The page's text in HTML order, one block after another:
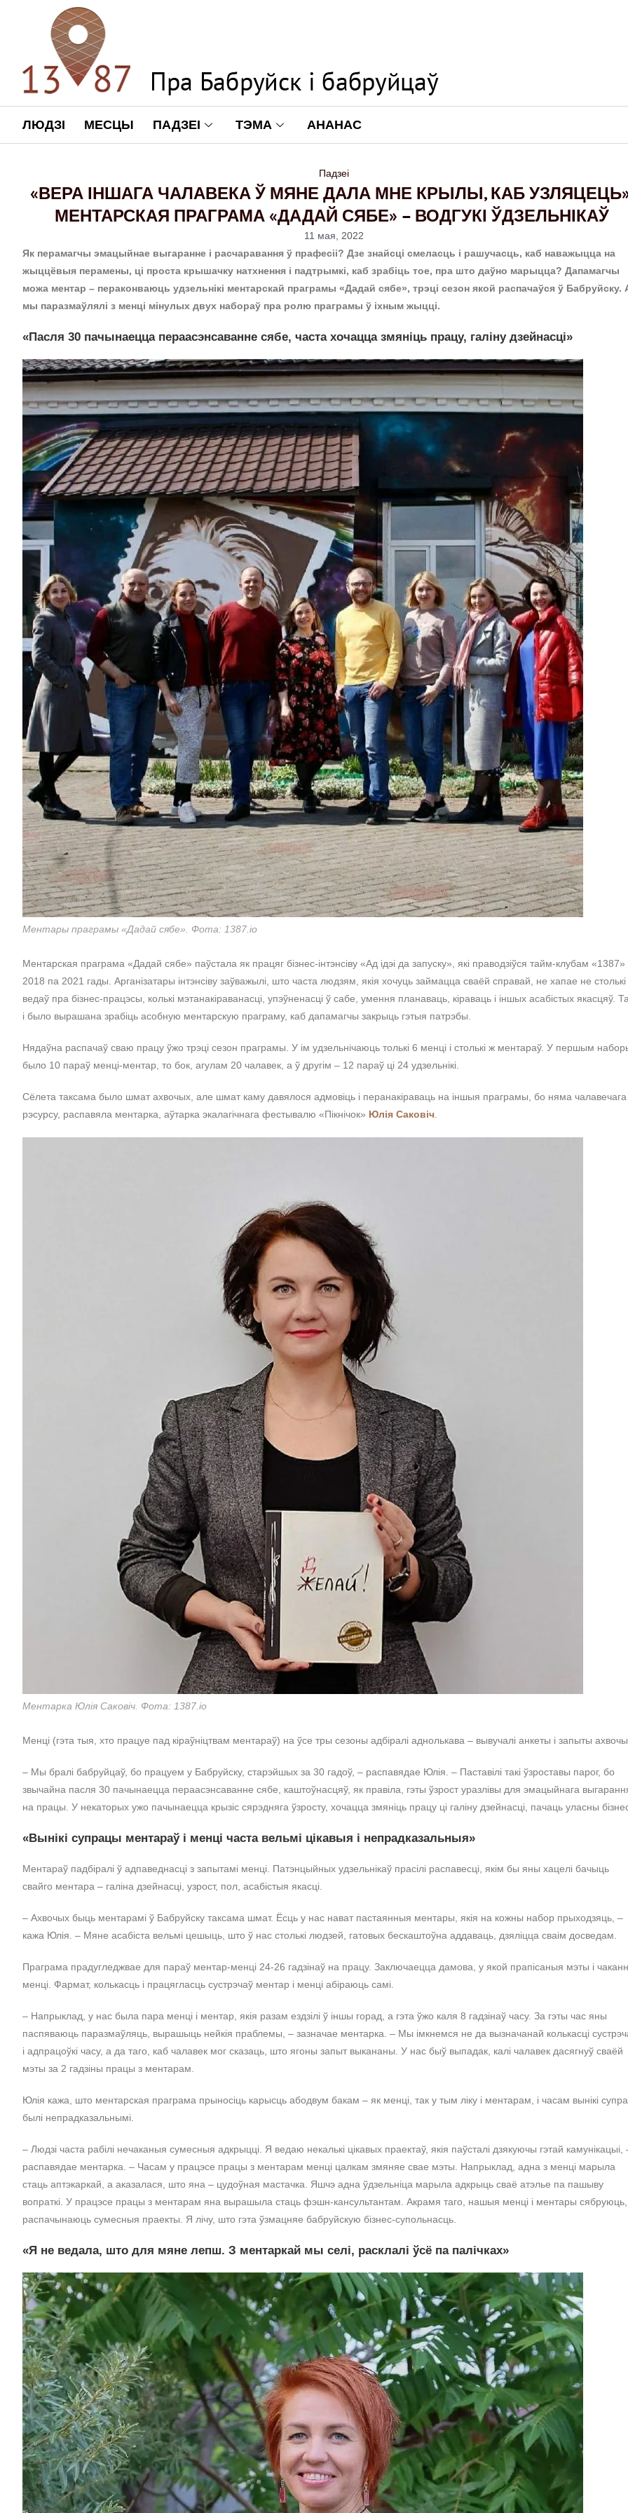
ЛЮДЗІ МЕСЦЫ ПАДЗЕІ ТЭМА АНАНАС
Падзеі
«ВЕРА ІНШАГА ЧАЛАВЕКА Ў МЯНЕ ДАЛА МНЕ КРЫЛЫ, КАБ
МЕНТАРСКАЯ ПРАГРАМА «ДАДАЙ СЯБЕ» – ВОДГУКІ ЎДЗЕЛЬНІКАЎ
11 мая, 2022
Як перамагчы эмацыйнае выгаранне і расчаравання ў прафесіі? Дзе знайсці смеласць і рашучасць, каб наважыцца на
жыццёвыя перамены, ці проста крышачку натхнення і падтрымкі, каб зрабіць тое, пра што даўно марыцца? Дапамагчы
можа ментар – пераконваюць удзельнікі ментарскай праграмы «Дадай сябе», трэці сезон якой распачаўся ў Бабруйску.
мы паразмаўлялі з менці мінулых двух набораў пра ролю праграмы ў іхным жыцці.
«Пасля 30 пачынаецца пераасэнсаванне сябе, часта хочацца змяніць працу, галіну дзейнасці»
Ментары праграмы «Дадай сябе». Фота: 1387.io
Ментарская праграма «Дадай сябе» паўстала як працяг бізнес-інтэнсіву «Ад ідэі да запуску», які праводзіўся тайм-клубам «1387»
2018 па 2021 гады. Арганізатары інтэнсіву заўважылі, што часта людзям, якія хочуць займацца сваёй справай, не хапае не столькі
ведаў пра бізнес-працэсы, колькі мэтанакіраванасці, упэўненасці ў сабе, умення планаваць, кіраваць і іншых асабістых якасцяў.
і было вырашана зрабіць асобную ментарскую праграму, каб дапамагчы закрыць гэтыя патрэбы.
Нядаўна распачаў сваю працу ўжо трэці сезон праграмы. У ім удзельнічаюць толькі 6 менці і столькі ж ментараў. У першым
было 10 параў менці-ментар, то бок, агулам 20 чалавек, а ў другім – 12 параў ці 24 удзельнікі.
Сёлета таксама было шмат ахвочых, але шмат каму давялося адмовіць і перанакіраваць на іншыя праграмы, бо няма чалавечага
рэсурсу, распавяла ментарка, аўтарка экалагічнага фестывалю «Пікнічок» Юлія Саковіч
Ментарка Юлія Саковіч. Фота: 1387.io
Менці (гэта тыя, хто працуе пад кіраўніцтвам ментараў) на ўсе тры сезоны адбіралі аднолькава – вывучалі анкеты і запыты
– Мы бралі бабруйцаў, бо працуем у Бабруйску, старэйшых за 30 гадоў, – распавядае Юлія. – Паставілі такі ўзроставы парог, бо
звычайна пасля 30 пачынаецца пераасэнсаванне сябе, каштоўнасцяў, як правіла, гэты ўзрост уразлівы для эмацыйнага
на працы. У некаторых ужо пачынаецца крызіс сярэдняга ўзросту, хочацца змяніць працу ці галіну дзейнасці, пачаць уласны
«Вынікі супрацы ментараў і менці часта вельмі цікавыя і непрадказальныя»
Ментараў падбіралі ў адпаведнасці з запытамі менці. Патэнцыйных удзельнікаў прасілі распавесці, якім бы яны хацелі бачыць
свайго ментара – галіна дзейнасці, узрост, пол, асабістыя якасці.
– Ахвочых быць ментарамі ў Бабруйску таксама шмат. Ёсць у нас нават пастаянныя ментары, якія на кожны набор прыходзяць, –
кажа Юлія. – Мяне асабіста вельмі цешыць, што ў нас столькі людзей, гатовых бескаштоўна аддаваць, дзяліцца сваім досведам.
Праграма прадугледжвае для параў ментар-менці 24-26 гадзінаў на працу. Заключаецца дамова, у якой прапісаныя мэты і
менці. Фармат, колькасць і працягласць сустрэчаў ментар і менці абіраюць самі.
– Напрыклад, у нас была пара менці і ментар, якія разам ездзілі ў іншы горад, а гэта ўжо каля 8 гадзінаў часу. За гэты час яны
паспяваюць паразмаўляць, вырашыць нейкія праблемы, – зазначае ментарка. – Мы імкнемся не да вызначанай колькасці
і адпрацоўкі часу, а да таго, каб чалавек мог сказаць, што ягоны запыт выкананы. У нас быў выпадак, калі чалавек дасягнуў сваёй
мэты за 2 гадзіны працы з ментарам.
Юлія кажа, што ментарская праграма прыносіць карысць абодвум бакам – як менці, так у тым ліку і ментарам, і часам вынікі
былі непрадказальнымі.
– Людзі часта рабілі нечаканыя сумесныя адкрыцці. Я ведаю некалькі цікавых праектаў, якія паўсталі дзякуючы гэтай камунікацыі,
распавядае ментарка. – Часам у працэсе працы з ментарам менці цалкам змяняе свае мэты. Напрыклад, адна з менці марыла
стаць аптэкаркай, а аказалася, што яна – цудоўная мастачка. Яшчэ адна ўдзельніца марыла адкрыць сваё атэлье па пашыву
вопраткі. У працэсе працы з ментарам яна вырашыла стаць фэшн-кансультантам. Акрамя таго, нашыя менці і ментары сябруюць,
распачынаюць сумесныя праекты. Я лічу, што гэта ўзмацняе бабруйскую бізнес-супольнасць.
«Я не ведала, што для мяне лепш. З ментаркай мы селі, расклалі ўсё па палічках»